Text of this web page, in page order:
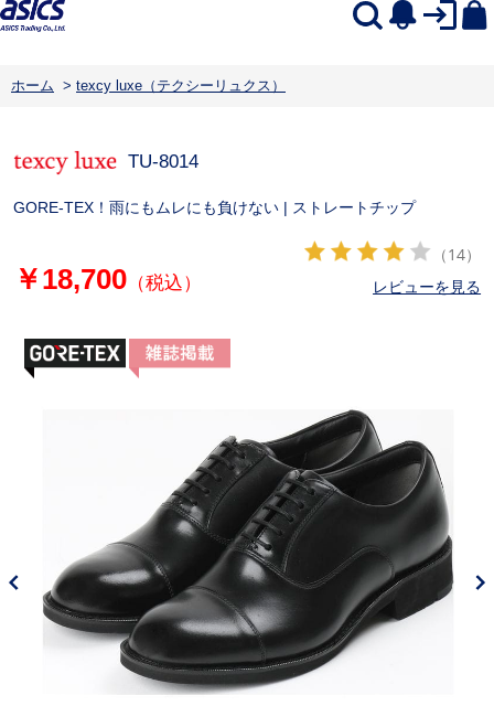
ホーム > texcy luxe（テクシーリュクス）
TU-8014
GORE-TEX！雨にもムレにも負けない | ストレートチップ
￥18,700（税込）
（14）
レビューを見る